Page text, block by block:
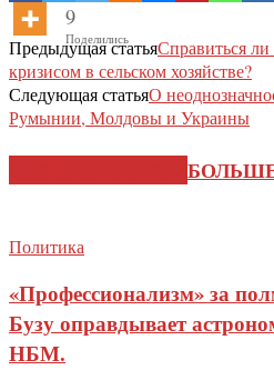
9
Поделились
Предыдущая статьяСправиться
кризисом в сельском хозяйстве?
Следующая статьяО
Румынии, Молдовы и Украины
Политика
«Профессионализм» за
Бузу оправдывает
НБМ.